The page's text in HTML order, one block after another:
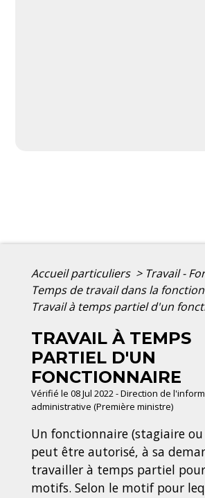
Accueil particuliers > Travail -
Temps de travail dans la
Travail à temps partiel d'un
TRAVAIL À TEMPS
PARTIEL D'UN
FONCTIONNAIRE
Vérifié le 08 Jul 2022 - Direction de
administrative (Première ministre)
Un fonctionnaire (stagiaire
peut être autorisé, à sa
travailler à temps partiel
motifs. Selon le motif pour